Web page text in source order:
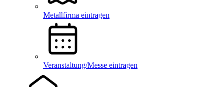
Metallfirma eintragen
Veranstaltung/Messe eintragen